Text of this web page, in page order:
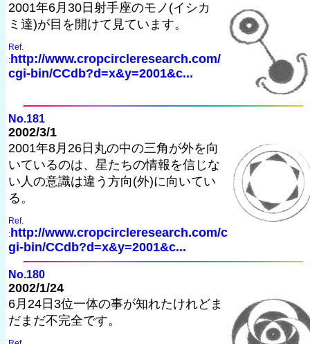
2001年6月30日射手座のモノ(イシカ
ミ達)が目を開けて見ています。
Ref.
: http://www.cropcircleresearch.com/
cgi-bin/CCdb?d=x&y=2001&c...
No.181
2002/3/1
2001年8月26日丸の中の三角が外を向
いているのは、星たちの情報を信じな
い人の意識は違う方向(外)に向いてい
る。
Ref.
: http://www.cropcircleresearch.com/c
gi-bin/CCdb?d=x&y=2001&c...
No.180
2002/1/24
6月24日3位一体の事が知れたけれどま
だまだ不完全です。